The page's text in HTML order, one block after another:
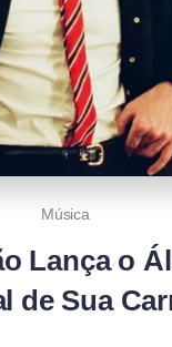
Música
Lança o
de Sua